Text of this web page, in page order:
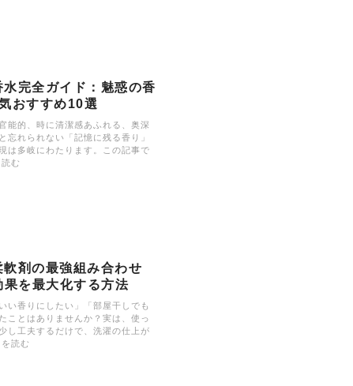
完全ガイド：魅惑の香
おすすめ10選
能的、時に清潔感あふれる、奥深
忘れられない「記憶に残る香り」
は多岐にわたります。この記事で
む
軟剤の最強組み合わせ
を最大化する方法
い香りにしたい」「部屋干しでも
ことはありませんか？実は、使っ
し工夫するだけで、洗濯の仕上が
読む